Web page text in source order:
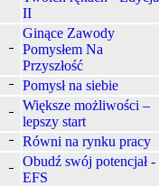
II
Ginące Zawody
Pomysłem Na
Przyszłość
Pomysł na siebie
Większe możliwości –
lepszy start
Równi na rynku pracy
Obudź swój potencjał -
EFS